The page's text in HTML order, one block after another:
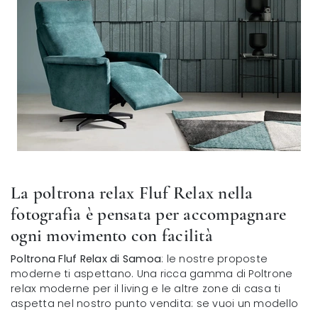
La poltrona relax Fluf Relax nella
fotografia è pensata per accompagnare
ogni movimento con facilità
Poltrona Fluf Relax di Samoa: le nostre proposte
moderne ti aspettano. Una ricca gamma di Poltrone
relax moderne per il living e le altre zone di casa ti
aspetta nel nostro punto vendita: se vuoi un modello